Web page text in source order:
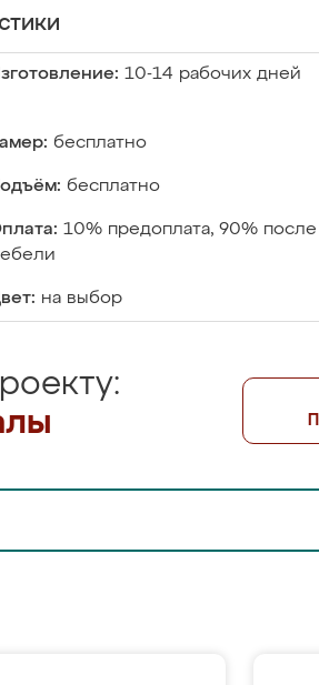
10-14 рабочих дней
бесплатно
бесплатно
10% предоплата, 90% после
на выбор